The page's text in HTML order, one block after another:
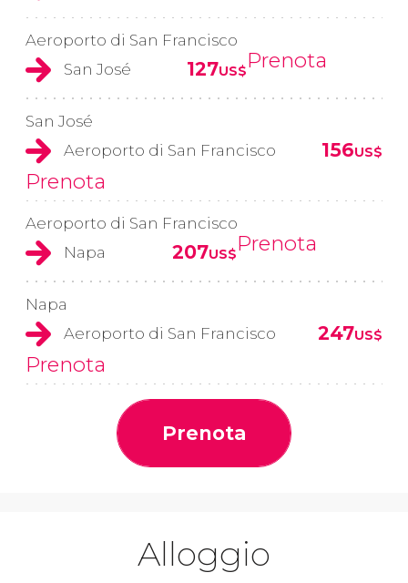
Aeroporto di San Francisco
San José
127US$Prenota
San José
Aeroporto di San Francisco
156US$
Prenota
Aeroporto di San Francisco
Napa
207US$Prenota
Napa
Aeroporto di San Francisco
247US$
Prenota
Prenota
Alloggio